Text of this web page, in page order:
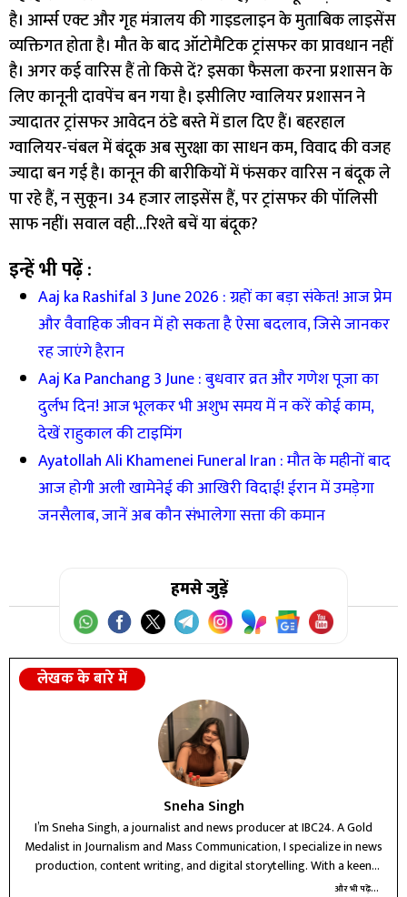
है। आर्म्स एक्ट और गृह मंत्रालय की गाइडलाइन के मुताबिक लाइसेंस
व्यक्तिगत होता है। मौत के बाद ऑटोमैटिक ट्रांसफर का प्रावधान नहीं
है। अगर कई वारिस हैं तो किसे दें? इसका फैसला करना प्रशासन के
लिए कानूनी दावपेंच बन गया है। इसीलिए ग्वालियर प्रशासन ने
ज्यादातर ट्रांसफर आवेदन ठंडे बस्ते में डाल दिए हैं। बहरहाल
ग्वालियर-चंबल में बंदूक अब सुरक्षा का साधन कम, विवाद की वजह
ज्यादा बन गई है। कानून की बारीकियों में फंसकर वारिस न बंदूक ले
पा रहे हैं, न सुकून। 34 हजार लाइसेंस हैं, पर ट्रांसफर की पॉलिसी
साफ नहीं। सवाल वही…रिश्ते बचें या बंदूक?
इन्हें भी पढ़ें :
Aaj ka Rashifal 3 June 2026 : ग्रहों का बड़ा संकेत! आज प्रेम
और वैवाहिक जीवन में हो सकता है ऐसा बदलाव, जिसे जानकर
रह जाएंगे हैरान
Aaj Ka Panchang 3 June : बुधवार व्रत और गणेश पूजा का
दुर्लभ दिन! आज भूलकर भी अशुभ समय में न करें कोई काम,
देखें राहुकाल की टाइमिंग
Ayatollah Ali Khamenei Funeral Iran : मौत के महीनों बाद
आज होगी अली खामेनेई की आखिरी विदाई! ईरान में उमड़ेगा
जनसैलाब, जानें अब कौन संभालेगा सत्ता की कमान
हमसे जुड़ें
लेखक के बारे में
Sneha Singh
I’m Sneha Singh, a journalist and news producer at IBC24. A Gold
Medalist in Journalism and Mass Communication, I specialize in news
production, content writing, and digital storytelling. With a keen
interest in political and crime reporting, I believe in delivering
और भी पढ़ें...